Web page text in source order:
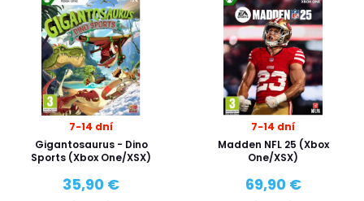
7-14 dní
Gigantosaurus - Dino
Sports (Xbox One/XSX)
35,90 €
7-14 dní
Madden NFL 25 (Xbox
One/XSX)
69,90 €